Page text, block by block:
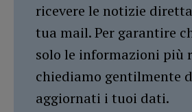
ricevere le notizie
tua mail. Per garantire
solo le informazioni più
chiediamo gentilmente
aggiornati i tuoi dati.